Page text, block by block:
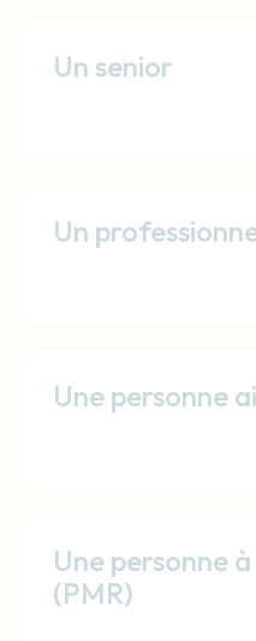
Un senior
Un
Une personne
Une personne
(PMR)